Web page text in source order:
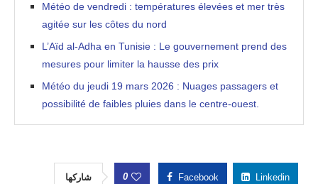
Météo de vendredi : températures élevées et mer très
agitée sur les côtes du nord
L’Aïd al-Adha en Tunisie : Le gouvernement prend des
mesures pour limiter la hausse des prix
Météo du jeudi 19 mars 2026 : Nuages passagers et
possibilité de faibles pluies dans le centre-ouest.
شاركها 0 Facebook Linkedin